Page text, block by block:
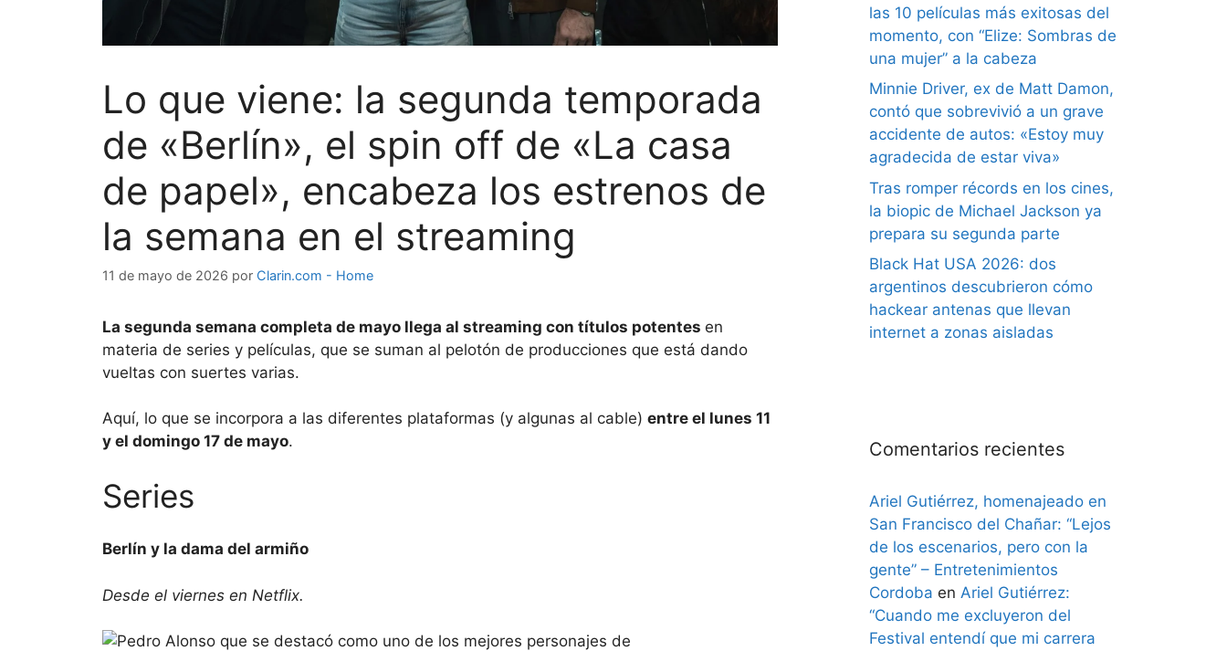
Lo que viene: la segunda temporada
de «Berlín», el spin off de «La casa
de papel», encabeza los estrenos de
la semana en el streaming
11 de mayo de 2026 por Clarin.com - Home
La segunda semana completa de mayo llega al streaming con títulos potentes en
materia de series y películas, que se suman al pelotón de producciones que está dando
vueltas con suertes varias.
Aquí, lo que se incorpora a las diferentes plataformas (y algunas al cable) entre el lunes 11
y el domingo 17 de mayo.
Series
Berlín y la dama del armiño
Desde el viernes en Netflix.
las 10 películas más exitosas del
momento, con “Elize: Sombras de
una mujer” a la cabeza
Minnie Driver, ex de Matt Damon,
contó que sobrevivió a un grave
accidente de autos: «Estoy muy
agradecida de estar viva»
Tras romper récords en los cines,
la biopic de Michael Jackson ya
prepara su segunda parte
Black Hat USA 2026: dos
argentinos descubrieron cómo
hackear antenas que llevan
internet a zonas aisladas
Comentarios recientes
Ariel Gutiérrez, homenajeado en
San Francisco del Chañar: “Lejos
de los escenarios, pero con la
gente” – Entretenimientos
Cordoba en Ariel Gutiérrez:
“Cuando me excluyeron del
Festival entendí que mi carrera